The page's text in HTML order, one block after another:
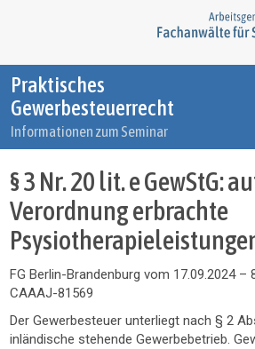
Praktisches
Gewerbesteuerrecht
Informationen zum Seminar
§ 3 Nr. 20 lit. e GewStG:
Verordnung erbrachte
FG Berlin-Brandenburg vom 17.09.2024 –
CAAAJ-81569
Der Gewerbesteuer unterliegt nach § 2
inländische stehende Gewerbebetrieb.